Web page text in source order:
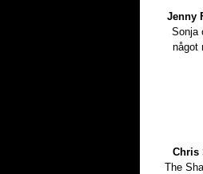
Jenny
Sonja
något
Chris
The